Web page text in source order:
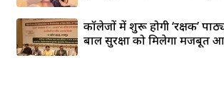
कॉलेजों में शुरू होगी ‘रक्षक’
बाल सुरक्षा को मिलेगा मजबूत